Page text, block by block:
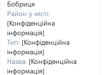
Бобриця
Район у місті:
[Конфіденційна
інформація]
Тип: [Конфіденційна
інформація]
Назва: [Конфіденційна
інформація]